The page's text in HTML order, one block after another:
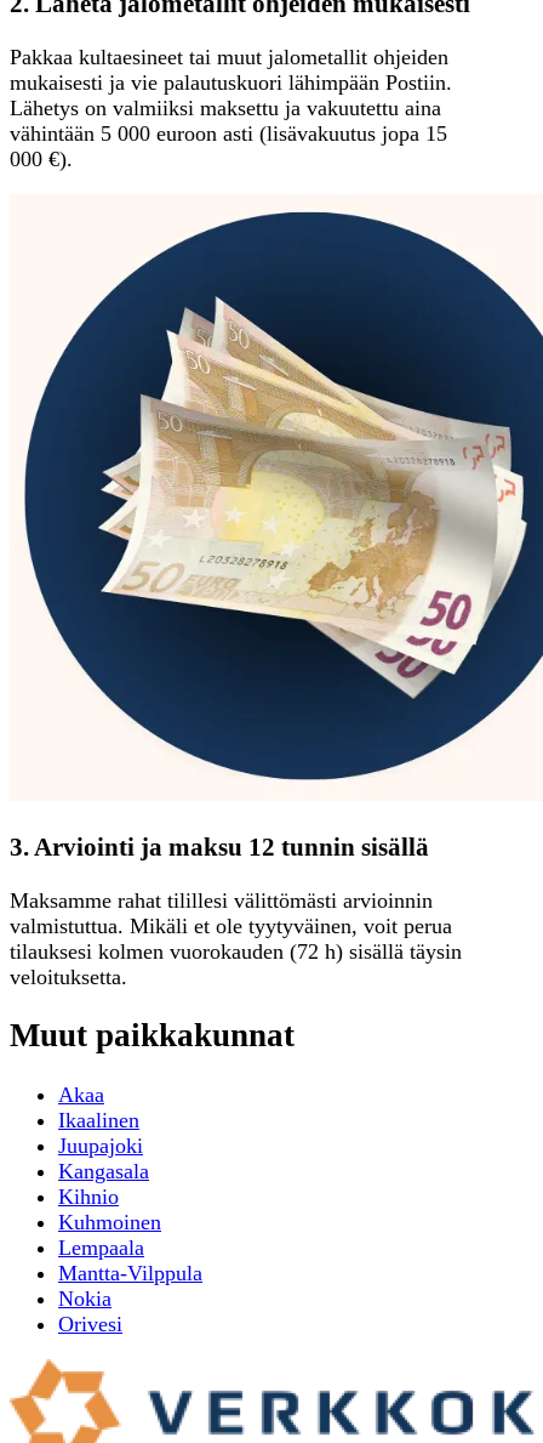
Pakkaa kultaesineet tai muut jalometallit ohjeiden
mukaisesti ja vie palautuskuori lähimpään Postiin.
Lähetys on valmiiksi maksettu ja vakuutettu aina
vähintään 5 000 euroon asti (lisävakuutus jopa 15
000 €).
3. Arviointi ja maksu 12 tunnin sisällä
Maksamme rahat tilillesi välittömästi arvioinnin
valmistuttua. Mikäli et ole tyytyväinen, voit perua
tilauksesi kolmen vuorokauden (72 h) sisällä täysin
veloituksetta.
Muut paikkakunnat
Akaa
Ikaalinen
Juupajoki
Kangasala
Kihnio
Kuhmoinen
Lempaala
Mantta-Vilppula
Nokia
Orivesi